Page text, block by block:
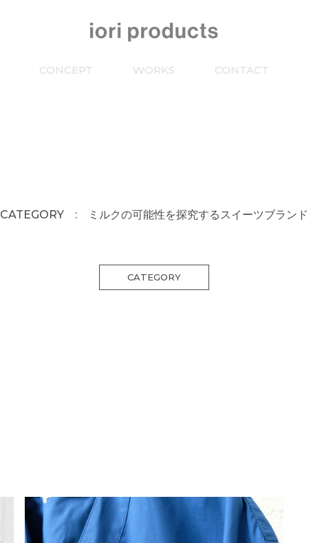
CONCEPT WORKS CONTACT
CATEGORY : ミルクの可能性を探究するスイーツブランド
CATEGORY